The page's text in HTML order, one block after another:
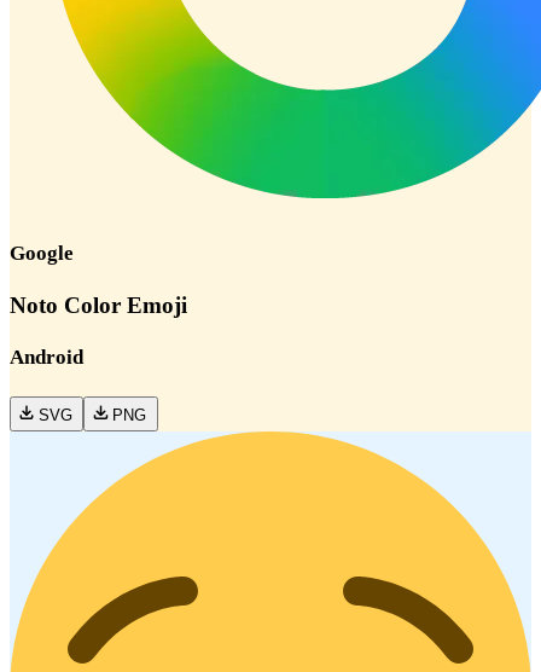
Google
Noto Color Emoji
Android
SVG PNG